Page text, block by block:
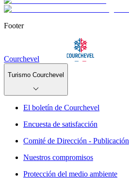
Footer
Courchevel
Turismo Courchevel
El boletín de Courchevel
Encuesta de satisfacción
Comité de Dirección - Publicación
Nuestros compromisos
Protección del medio ambiente